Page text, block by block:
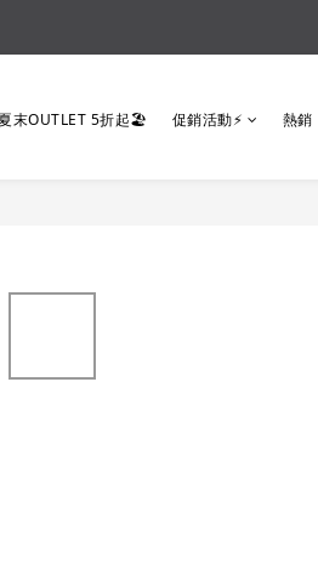
末OUTLET 5折起🏖️ 促銷活動⚡ 熱銷